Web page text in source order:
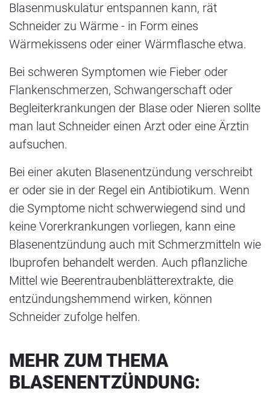
Blasenmuskulatur entspannen kann, rät
Schneider zu Wärme - in Form eines
Wärmekissens oder einer Wärmflasche etwa.
Bei schweren Symptomen wie Fieber oder
Flankenschmerzen, Schwangerschaft oder
Begleiterkrankungen der Blase oder Nieren sollte
man laut Schneider einen Arzt oder eine Ärztin
aufsuchen.
Bei einer akuten Blasenentzündung verschreibt
er oder sie in der Regel ein Antibiotikum. Wenn
die Symptome nicht schwerwiegend sind und
keine Vorerkrankungen vorliegen, kann eine
Blasenentzündung auch mit Schmerzmitteln wie
Ibuprofen behandelt werden. Auch pflanzliche
Mittel wie Beerentraubenblätterextrakte, die
entzündungshemmend wirken, können
Schneider zufolge helfen.
MEHR ZUM THEMA
BLASENENTZÜNDUNG: